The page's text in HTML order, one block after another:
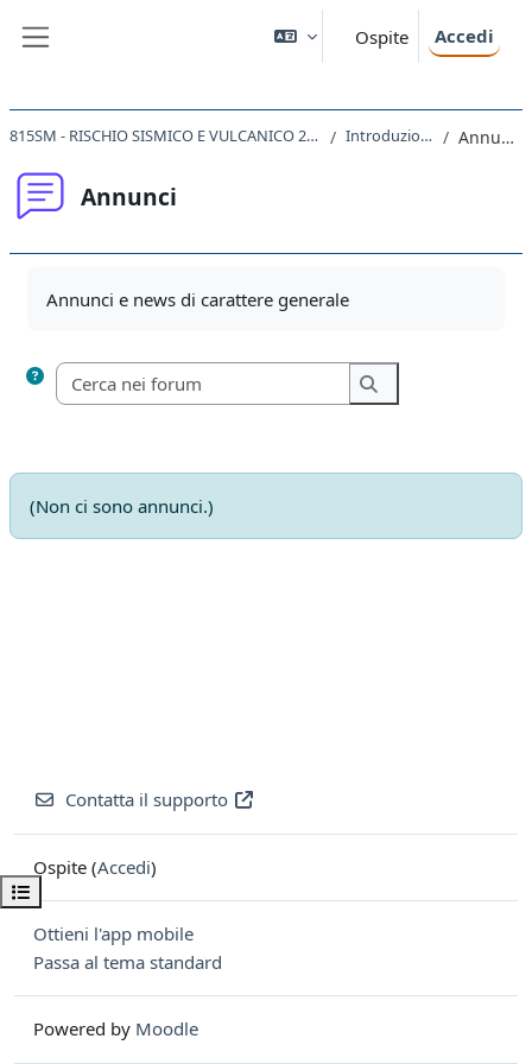
Ospite Accedi
Apri indice del corso
815SM - RISCHIO SISMICO E VULCANICO 2020 Introduzione Annunci
Annunci
Annunci e news di carattere generale
Cerca nei forum
Cerca nei forum
(Non ci sono annunci.)
Contatta il supporto
Ospite (Accedi)
Ottieni l'app mobile
Passa al tema standard
Powered by Moodle